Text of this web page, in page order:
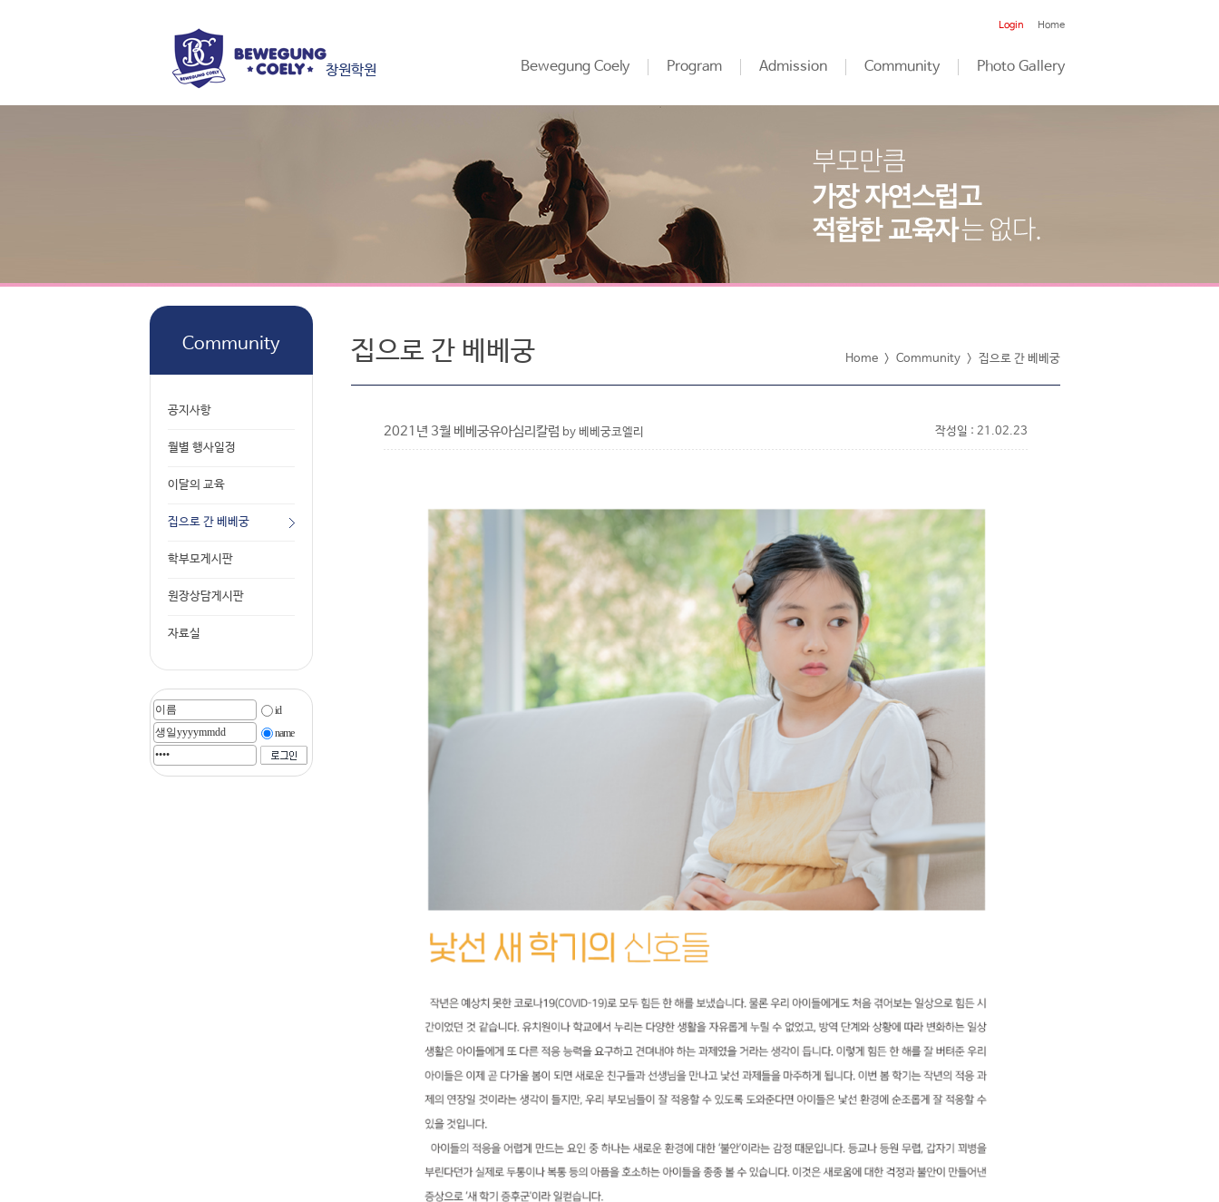
창원학원
Login Home
Bewegung Coely Program Admission Community Photo Gallery
Community
공지사항
월별 행사일정
이달의 교육
집으로 간 베베궁
학부모게시판
원장상담게시판
자료실
id
name
Home > Community > 집으로 간 베베궁
집으로 간 베베궁
2021년 3월 베베궁유아심리칼럼 by 베베궁코엘리 작성일 : 21.02.23